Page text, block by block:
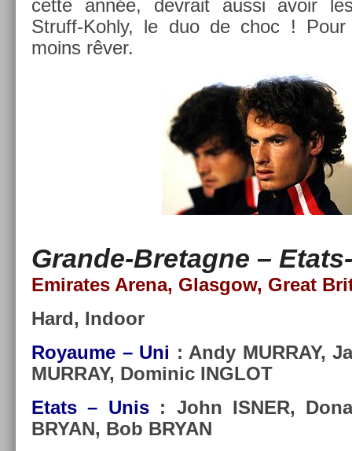
cette année, de­vrait aussi avoir
Struff-Kohly, le duo de choc !
moins rêver.
Grande-Bretagne –
Em­irates Arena, Glas­gow, Great
Hard, In­door
Royaume – Uni : Andy MUR­RAY,
MUR­RAY, Dominic IN­GLOT
Etats – Unis : John ISNER,
BRYAN, Bob BRYAN